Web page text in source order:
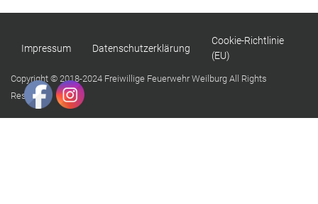
Impressum Datenschutzerklärung
Cookie-Richtlinie
(EU)
Copyright © 2018-2024 Freiwillige Feuerwehr Weilburg All Rights
Reserved.